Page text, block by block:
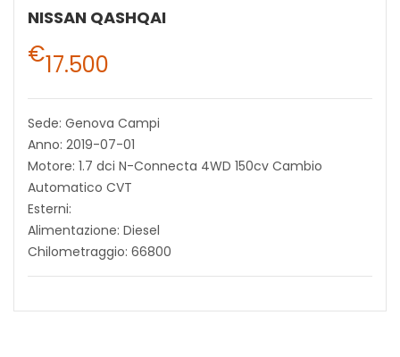
NISSAN QASHQAI
€17.500
Sede: Genova Campi
Anno: 2019-07-01
Motore: 1.7 dci N-Connecta 4WD 150cv Cambio
Automatico CVT
Esterni:
Alimentazione: Diesel
Chilometraggio: 66800